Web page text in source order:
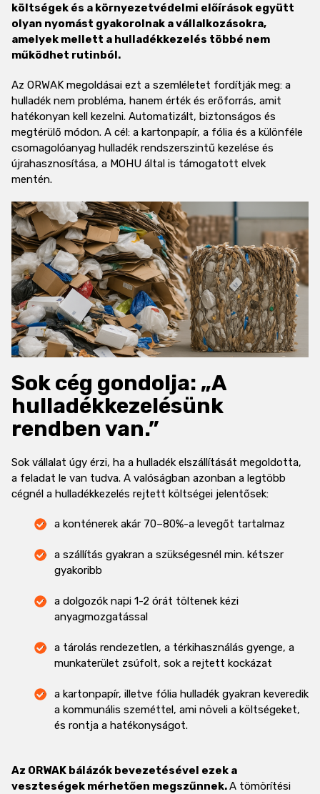
költségek és a környezetvédelmi előírások együtt
olyan nyomást gyakorolnak a vállalkozásokra,
amelyek mellett a hulladékkezelés többé nem
működhet rutinból.
Az ORWAK megoldásai ezt a szemléletet fordítják meg: a
hulladék nem probléma, hanem érték és erőforrás, amit
hatékonyan kell kezelni. Automatizált, biztonságos és
megtérülő módon. A cél: a kartonpapír, a fólia és a különféle
csomagolóanyag hulladék rendszerszintű kezelése és
újrahasznosítása, a MOHU által is támogatott elvek
mentén.
Sok cég gondolja: „A
hulladékkezelésünk
rendben van.”
Sok vállalat úgy érzi, ha a hulladék elszállítását megoldotta,
a feladat le van tudva. A valóságban azonban a legtöbb
cégnél a hulladékkezelés rejtett költségei jelentősek:
a konténerek akár 70–80%-a levegőt tartalmaz
a szállítás gyakran a szükségesnél min. kétszer
gyakoribb
a dolgozók napi 1-2 órát töltenek kézi
anyagmozgatással
a tárolás rendezetlen, a térkihasználás gyenge, a
munkaterület zsúfolt, sok a rejtett kockázat
a kartonpapír, illetve fólia hulladék gyakran keveredik
a kommunális szeméttel, ami növeli a költségeket,
és rontja a hatékonyságot.
Az ORWAK bálázók bevezetésével ezek a
veszteségek mérhetően megszűnnek.A tömörítési